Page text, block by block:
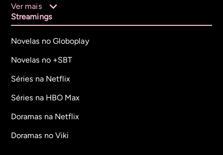
Ver mais
Streamings
Novelas no Globoplay
Novelas no +SBT
Séries na Netflix
Séries na HBO Max
Doramas na Netflix
Doramas no Viki